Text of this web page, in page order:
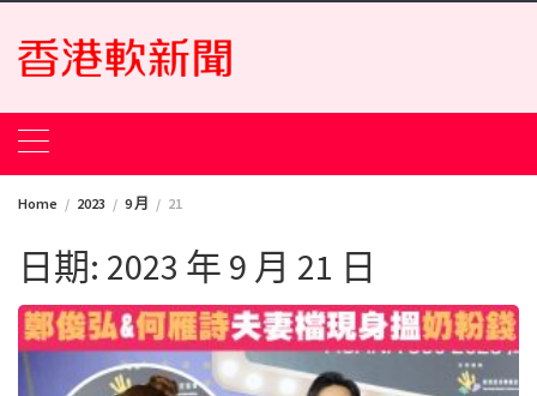
Skip
content
Home 2023 9 月 21
日期: 2023 年 9 月 21 日